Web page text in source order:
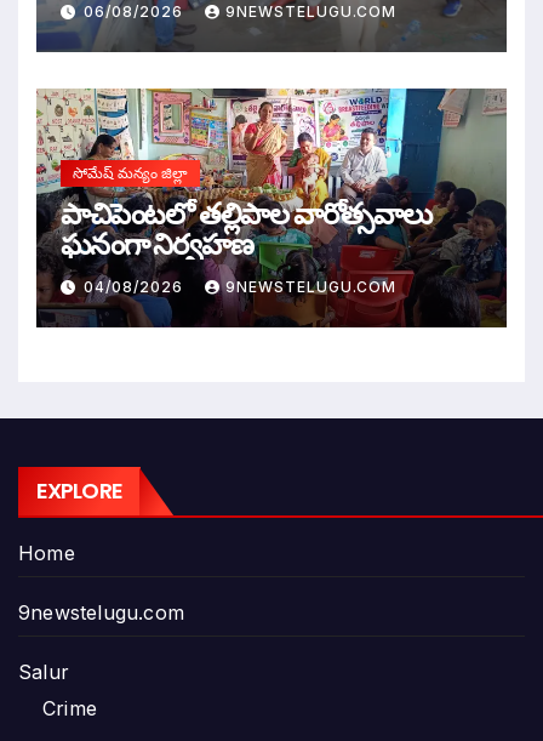
06/08/2026 9NEWSTELUGU.COM
సోమేష్ మన్యం జిల్లా
పాచిపెంటలో తల్లిపాల వారోత్సవాలు
ఘనంగా నిర్వహణ
04/08/2026 9NEWSTELUGU.COM
EXPLORE
Home
9newstelugu.com
Salur
Crime